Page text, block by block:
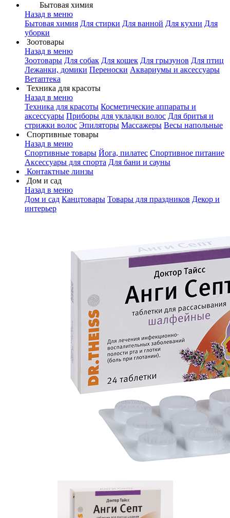
Бытовая химия
Назад в меню
Бытовая химия Для стирки Для ванной Для кухни Для
уборки
Зоотовары
Назад в меню
Зоотовары Для собак Для кошек Для грызунов Для птиц
Лежанки, домики Переноски Аквариумы и аксессуары
Ветаптека
Техника для красоты
Назад в меню
Техника для красоты Косметические аппараты и
аксессуары Приборы для укладки волос Для бритья и
стрижки волос Эпиляторы Массажеры Весы напольные
Спортивные товары
Назад в меню
Спортивные товары Йога, пилатес Спортивное питание
Аксессуары для спорта Для бани и сауны
Контактные линзы
Дом и сад
Назад в меню
Дом и сад Канцтовары Товары для праздников Декор и
интерьер